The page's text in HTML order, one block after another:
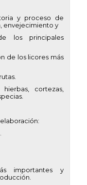
y proceso de
envejecimiento y
los principales
de los licores más
cortezas,
importantes y